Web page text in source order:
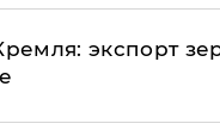
экспорт